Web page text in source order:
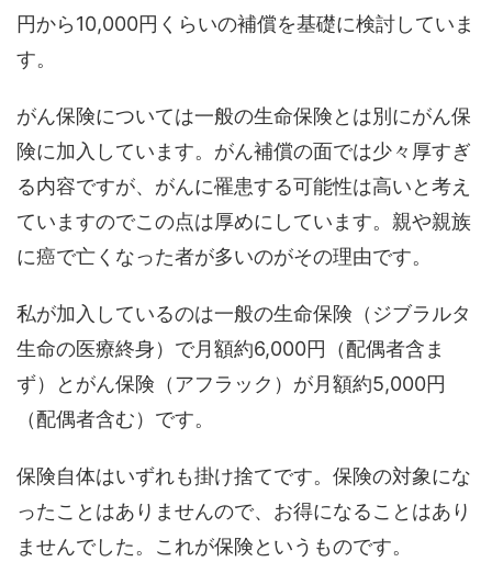
円から10,000円くらいの補償を基礎に検討していま
す。
がん保険については一般の生命保険とは別にがん保
険に加入しています。がん補償の面では少々厚すぎ
る内容ですが、がんに罹患する可能性は高いと考え
ていますのでこの点は厚めにしています。親や親族
に癌で亡くなった者が多いのがその理由です。
私が加入しているのは一般の生命保険（ジブラルタ
生命の医療終身）で月額約6,000円（配偶者含ま
ず）とがん保険（アフラック）が月額約5,000円
（配偶者含む）です。
保険自体はいずれも掛け捨てです。保険の対象にな
ったことはありませんので、お得になることはあり
ませんでした。これが保険というものです。